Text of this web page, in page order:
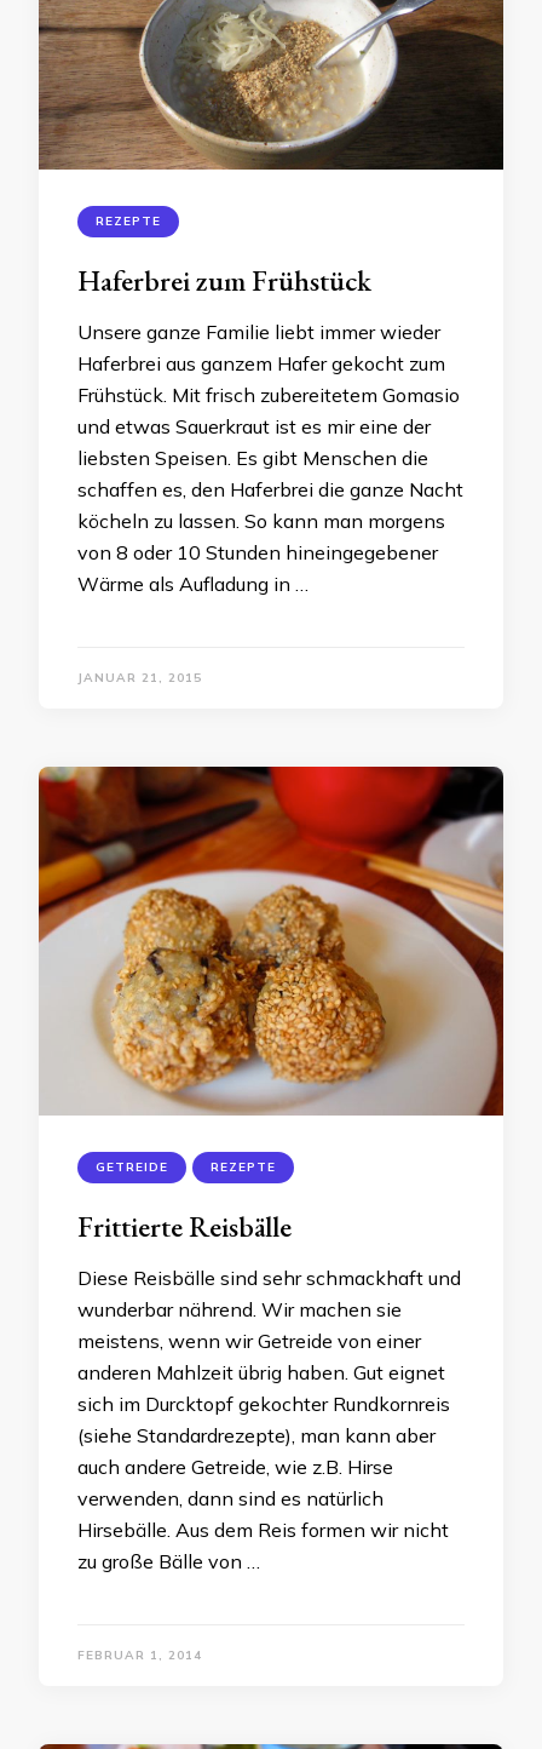
REZEPTE
Haferbrei zum Frühstück
Unsere ganze Familie liebt immer wieder
Haferbrei aus ganzem Hafer gekocht zum
Frühstück. Mit frisch zubereitetem Gomasio
und etwas Sauerkraut ist es mir eine der
liebsten Speisen. Es gibt Menschen die
schaffen es, den Haferbrei die ganze Nacht
köcheln zu lassen. So kann man morgens
von 8 oder 10 Stunden hineingegebener
Wärme als Aufladung in …
JANUAR 21, 2015
GETREIDE REZEPTE
Frittierte Reisbälle
Diese Reisbälle sind sehr schmackhaft und
wunderbar nährend. Wir machen sie
meistens, wenn wir Getreide von einer
anderen Mahlzeit übrig haben. Gut eignet
sich im Durcktopf gekochter Rundkornreis
(siehe Standardrezepte), man kann aber
auch andere Getreide, wie z.B. Hirse
verwenden, dann sind es natürlich
Hirsebälle. Aus dem Reis formen wir nicht
zu große Bälle von …
FEBRUAR 1, 2014